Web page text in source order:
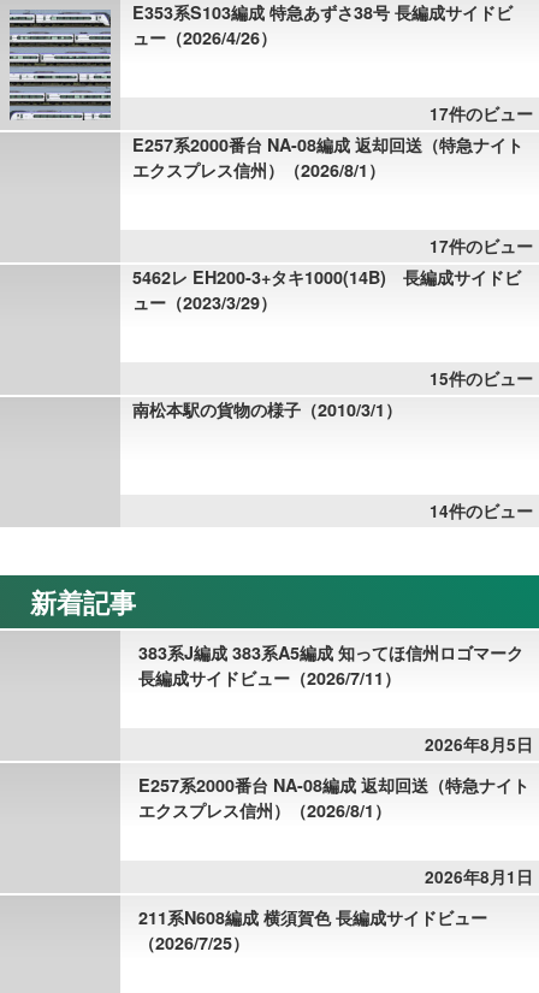
E353系S103編成 特急あずさ38号 長編成サイドビ
ュー（2026/4/26）
17件のビュー
E257系2000番台 NA-08編成 返却回送（特急ナイト
エクスプレス信州）（2026/8/1）
17件のビュー
5462レ EH200-3+タキ1000(14B) 長編成サイドビ
ュー（2023/3/29）
15件のビュー
南松本駅の貨物の様子（2010/3/1）
14件のビュー
新着記事
383系J編成 383系A5編成 知ってほ信州ロゴマーク
長編成サイドビュー（2026/7/11）
2026年8月5日
E257系2000番台 NA-08編成 返却回送（特急ナイト
エクスプレス信州）（2026/8/1）
2026年8月1日
211系N608編成 横須賀色 長編成サイドビュー
（2026/7/25）